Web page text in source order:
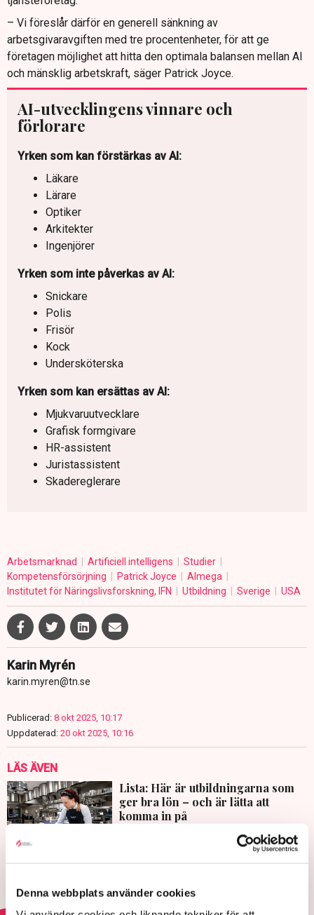
Denna webbplats använder cookies
– Vi föreslår därför en generell sänkning av
arbetsgivaravgiften med tre procentenheter, för att ge
företagen möjlighet att hitta den optimala balansen mellan AI
och mänsklig arbetskraft, säger Patrick Joyce.
AI-utvecklingens vinnare och
förlorare
Yrken som kan förstärkas av AI:
Läkare
Lärare
Optiker
Arkitekter
Ingenjörer
Yrken som inte påverkas av AI:
Snickare
Polis
Frisör
Kock
Undersköterska
Yrken som kan ersättas av AI:
Mjukvaruutvecklare
Grafisk formgivare
HR-assistent
Juristassistent
Skadereglerare
Arbetsmarknad Artificiell intelligens
Studier
Kompetensförsörjning
Patrick Joyce
Almega
Institutet för Näringslivsforskning, IFN
Utbildning Sverige USA
Karin Myrén
karin.myren@tn.se
Publicerad: 8 okt 2025, 10:17
Uppdaterad: 20 okt 2025, 10:16
LÄS ÄVEN
Lista: Här är utbildningarna som
ger bra lön – och är lätta att
komma in på
kollektivavtal